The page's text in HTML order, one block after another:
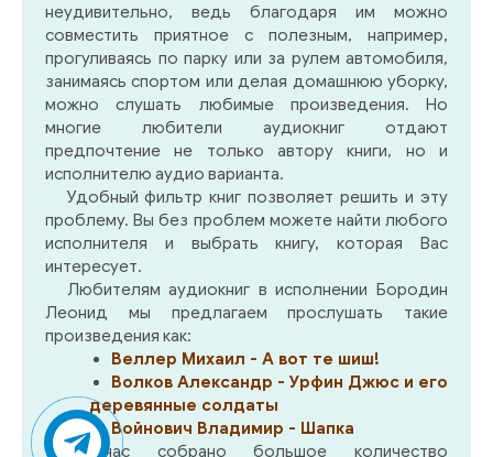
неудивительно, ведь благодаря им можно
совместить приятное с полезным, например,
прогуливаясь по парку или за рулем автомобиля,
занимаясь спортом или делая домашнюю уборку,
можно слушать любимые произведения. Но
многие любители аудиокниг отдают
предпочтение не только автору книги, но и
исполнителю аудио варианта.
Удобный фильтр книг позволяет решить и эту
проблему. Вы без проблем можете найти любого
исполнителя и выбрать книгу, которая Вас
интересует.
Любителям аудиокниг в исполнении Бородин
Леонид мы предлагаем прослушать такие
произведения как:
Веллер Михаил - А вот те шиш!
Волков Александр - Урфин Джюс и его
деревянные солдаты
Войнович Владимир - Шапка
У нас собрано большое количество